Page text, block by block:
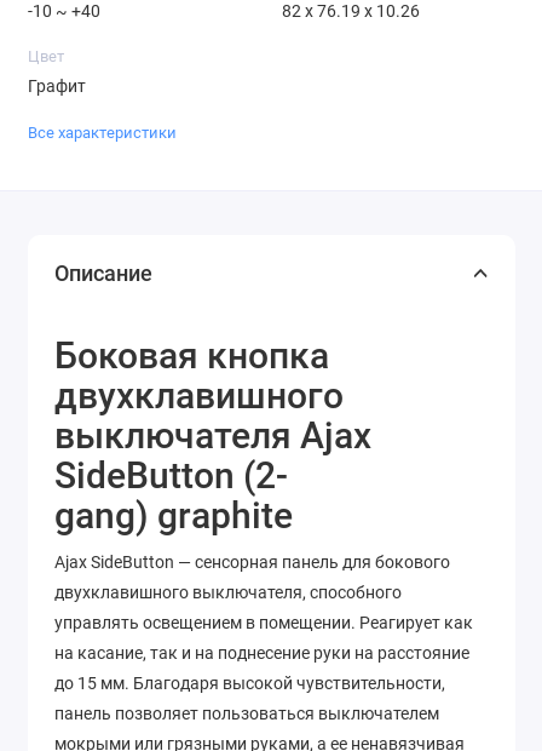
-10 ~ +40 82 x 76.19 x 10.26
Цвет
Графит
Все характеристики
Описание
Боковая кнопка
двухклавишного
выключателя Ajax
SideButton (2-
gang) graphite
Ajax SideButton — сенсорная панель для бокового
двухклавишного выключателя, способного
управлять освещением в помещении. Реагирует как
на касание, так и на поднесение руки на расстояние
до 15 мм. Благодаря высокой чувствительности,
панель позволяет пользоваться выключателем
мокрыми или грязными руками, а ее ненавязчивая